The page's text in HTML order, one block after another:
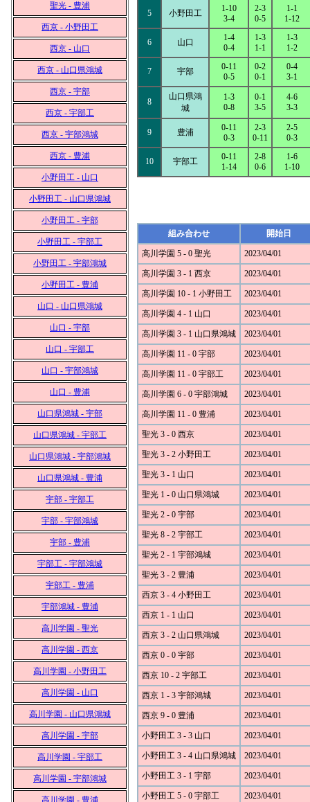
聖光 - 豊浦
西京 - 小野田工
西京 - 山口
西京 - 山口県鴻城
西京 - 宇部
西京 - 宇部工
西京 - 宇部鴻城
西京 - 豊浦
小野田工 - 山口
小野田工 - 山口県鴻城
小野田工 - 宇部
小野田工 - 宇部工
小野田工 - 宇部鴻城
小野田工 - 豊浦
山口 - 山口県鴻城
山口 - 宇部
山口 - 宇部工
山口 - 宇部鴻城
山口 - 豊浦
山口県鴻城 - 宇部
山口県鴻城 - 宇部工
山口県鴻城 - 宇部鴻城
山口県鴻城 - 豊浦
宇部 - 宇部工
宇部 - 宇部鴻城
宇部 - 豊浦
宇部工 - 宇部鴻城
宇部工 - 豊浦
宇部鴻城 - 豊浦
高川学園 - 聖光
高川学園 - 西京
高川学園 - 小野田工
高川学園 - 山口
高川学園 - 山口県鴻城
高川学園 - 宇部
高川学園 - 宇部工
高川学園 - 宇部鴻城
高川学園 - 豊浦
5 小野田工
1-10
3-4
2-3
0-5
1-1
1-12
6 山口
1-4
0-4
1-3
1-1
1-3
1-2
7 宇部
0-11
0-5
0-2
0-1
0-4
3-1
8
山口県鴻
城
1-3
0-8
0-1
3-5
4-6
3-3
9 豊浦
0-11
0-3
2-3
0-11
2-5
0-3
10 宇部工
0-11
1-14
2-8
0-6
1-6
1-10
組み合わせ 開始日
高川学園 5 - 0 聖光 2023/04/01
高川学園 3 - 1 西京 2023/04/01
高川学園 10 - 1 小野田工 2023/04/01
高川学園 4 - 1 山口 2023/04/01
高川学園 3 - 1 山口県鴻城 2023/04/01
高川学園 11 - 0 宇部 2023/04/01
高川学園 11 - 0 宇部工 2023/04/01
高川学園 6 - 0 宇部鴻城 2023/04/01
高川学園 11 - 0 豊浦 2023/04/01
聖光 3 - 0 西京 2023/04/01
聖光 3 - 2 小野田工 2023/04/01
聖光 3 - 1 山口 2023/04/01
聖光 1 - 0 山口県鴻城 2023/04/01
聖光 2 - 0 宇部 2023/04/01
聖光 8 - 2 宇部工 2023/04/01
聖光 2 - 1 宇部鴻城 2023/04/01
聖光 3 - 2 豊浦 2023/04/01
西京 3 - 4 小野田工 2023/04/01
西京 1 - 1 山口 2023/04/01
西京 3 - 2 山口県鴻城 2023/04/01
西京 0 - 0 宇部 2023/04/01
西京 10 - 2 宇部工 2023/04/01
西京 1 - 3 宇部鴻城 2023/04/01
西京 9 - 0 豊浦 2023/04/01
小野田工 3 - 3 山口 2023/04/01
小野田工 3 - 4 山口県鴻城 2023/04/01
小野田工 3 - 1 宇部 2023/04/01
小野田工 5 - 0 宇部工 2023/04/01